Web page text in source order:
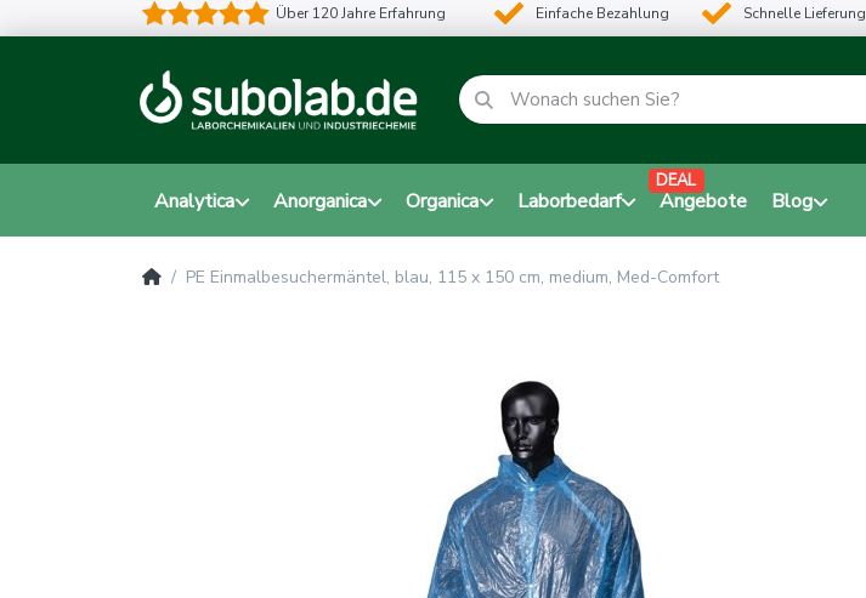
Über 120 Jahre Erfahrung Einfache Bezahlung Schnelle Lieferung
Analytica Anorganica Organica Laborbedarf Angebote
DEAL
Blog
PE Einmalbesuchermäntel, blau, 115 x 150 cm, medium, Med-Comfort